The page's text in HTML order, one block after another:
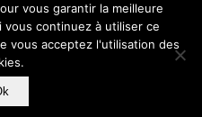
réservés - Crédits photos
vous garantir la meilleure
continuez à utiliser ce
vous acceptez l'utilisation des